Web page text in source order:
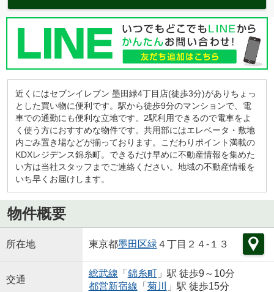
近くにはセブンイレブン 墨田緑4丁目店(徒歩3分)がありちょっ
とした買い物に便利です。駅から徒歩9分のマンションで、電
車での通勤にも便利な立地です。2駅利用できるので電車をよ
く使う方におすすめな物件です。共用部にはエレベータ・敷地
内ごみ置き場などが揃っております。こだわりポイント満載の
KDXレジデンス錦糸町。できるだけ早めに不動産情報を集めた
い方は当社スタッフまでご連絡ください。地域の不動産情報を
いち早くお届けします。
物件概要
所在地 東京都墨田区緑 ４丁目２４-１３
交通
総武線 「 錦糸町」駅 徒歩9～10分
都営新宿線 「 菊川 」駅 徒歩15分